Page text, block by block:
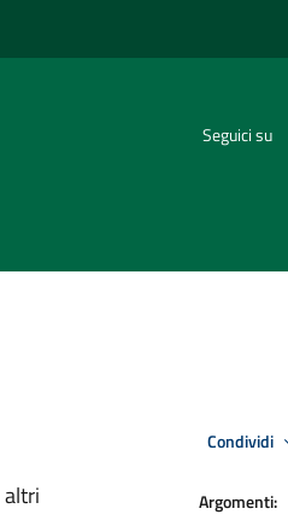
Seguici su
Condividi
Argomenti: